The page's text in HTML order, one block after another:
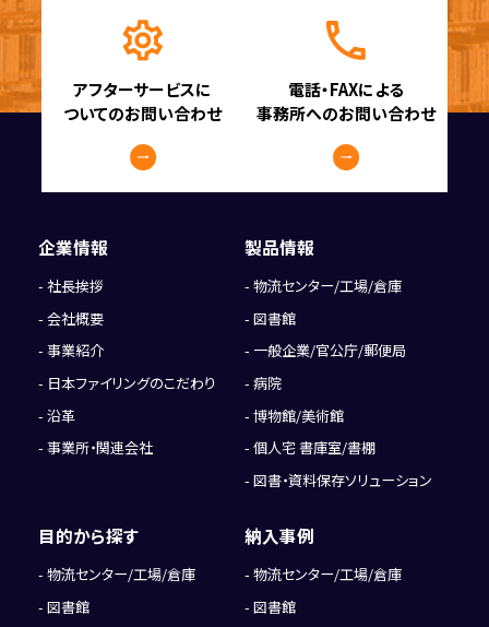
アフターサービスに
ついてのお問い合わせ
電話・FAXによる
事務所へのお問い合わせ
企業情報
社長挨拶
会社概要
事業紹介
日本ファイリングのこだわり
沿革
事業所・関連会社
製品情報
物流センター/工場/倉庫
図書館
一般企業/官公庁/郵便局
病院
博物館/美術館
個人宅 書庫室/書棚
図書・資料保存ソリューション
目的から探す
物流センター/工場/倉庫
図書館
納入事例
物流センター/工場/倉庫
図書館